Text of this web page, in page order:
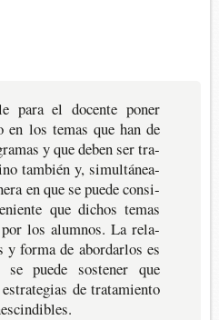
para el docen­te poner
en los temas que han de
y que deben ser tra­
tam­bién y, simul­tá­nea­
en que se puede con­si­
que dichos temas
los alumnos. La rela­
y forma de abor­dar­los es
puede sos­te­ner que
de tra­ta­mien­to